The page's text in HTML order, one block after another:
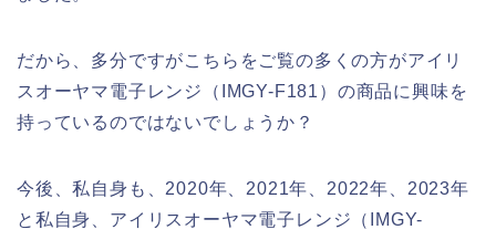
だから、多分ですがこちらをご覧の多くの方がアイリ
スオーヤマ電子レンジ（IMGY-F181）の商品に興味を
持っているのではないでしょうか？
今後、私自身も、2020年、2021年、2022年、2023年
と私自身、アイリスオーヤマ電子レンジ（IMGY-